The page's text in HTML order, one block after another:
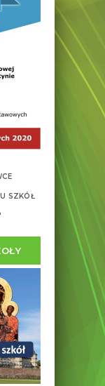
SZKÓŁ